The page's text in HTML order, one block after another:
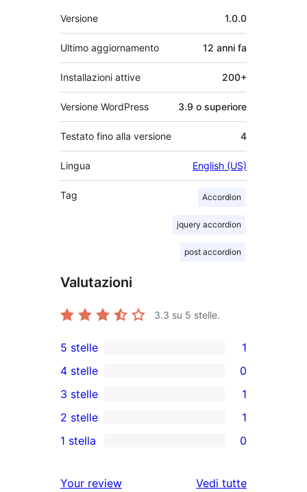
Meta
Versione 1.0.0
Ultimo aggiornamento 12 anni fa
Installazioni attive 200+
Versione WordPress 3.9 o superiore
Testato fino alla versione 4
Lingua English (US)
Tag Accordion
jquery accordion
post accordion
Valutazioni
3.3 su 5 stelle.
1
5-
recensioni
a
stelle
5 stelle 1
recensioni
a
4-
4 stelle 0
1
3-
recensioni
stelle
3 stelle 1
2-
a
2 stelle 1
1 stella 0
Your review Vedi tuttele